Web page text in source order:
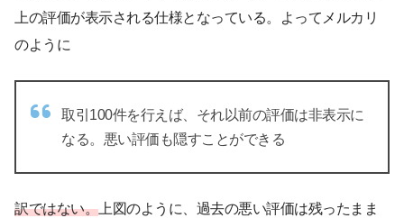
上の評価が表示される仕様となっている。よってメルカリ
のように
取引100件を行えば、それ以前の評価は非表示に
なる。悪い評価も隠すことができる
訳ではない。 上図のように、過去の悪い評価は残ったまま